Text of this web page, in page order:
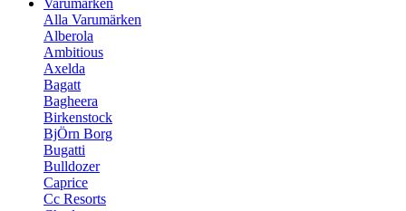
Varumärken
Alla Varumärken
Alberola
Ambitious
Axelda
Bagatt
Bagheera
Birkenstock
BjÖrn Borg
Bugatti
Bulldozer
Caprice
Cc Resorts